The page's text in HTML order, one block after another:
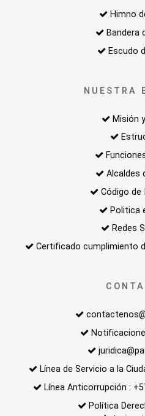
Himno
Bandera
Escudo
NUESTRA
Misión
Alcaldes
Código de
Politica
Redes
Certificado cumplimiento
Línea de Servicio a la
Línea Anticorrupción :
Política